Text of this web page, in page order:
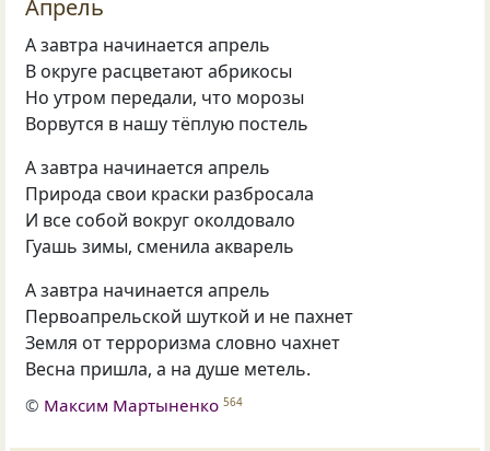
Апрель
А завтра начинается апрель
В округе расцветают абрикосы
Но утром передали, что морозы
Ворвутся в нашу тёплую постель
А завтра начинается апрель
Природа свои краски разбросала
И все собой вокруг околдовало
Гуашь зимы, сменила акварель
А завтра начинается апрель
Первоапрельской шуткой и не пахнет
Земля от терроризма словно чахнет
Весна пришла, а на душе метель.
© Максим Мартыненко 564